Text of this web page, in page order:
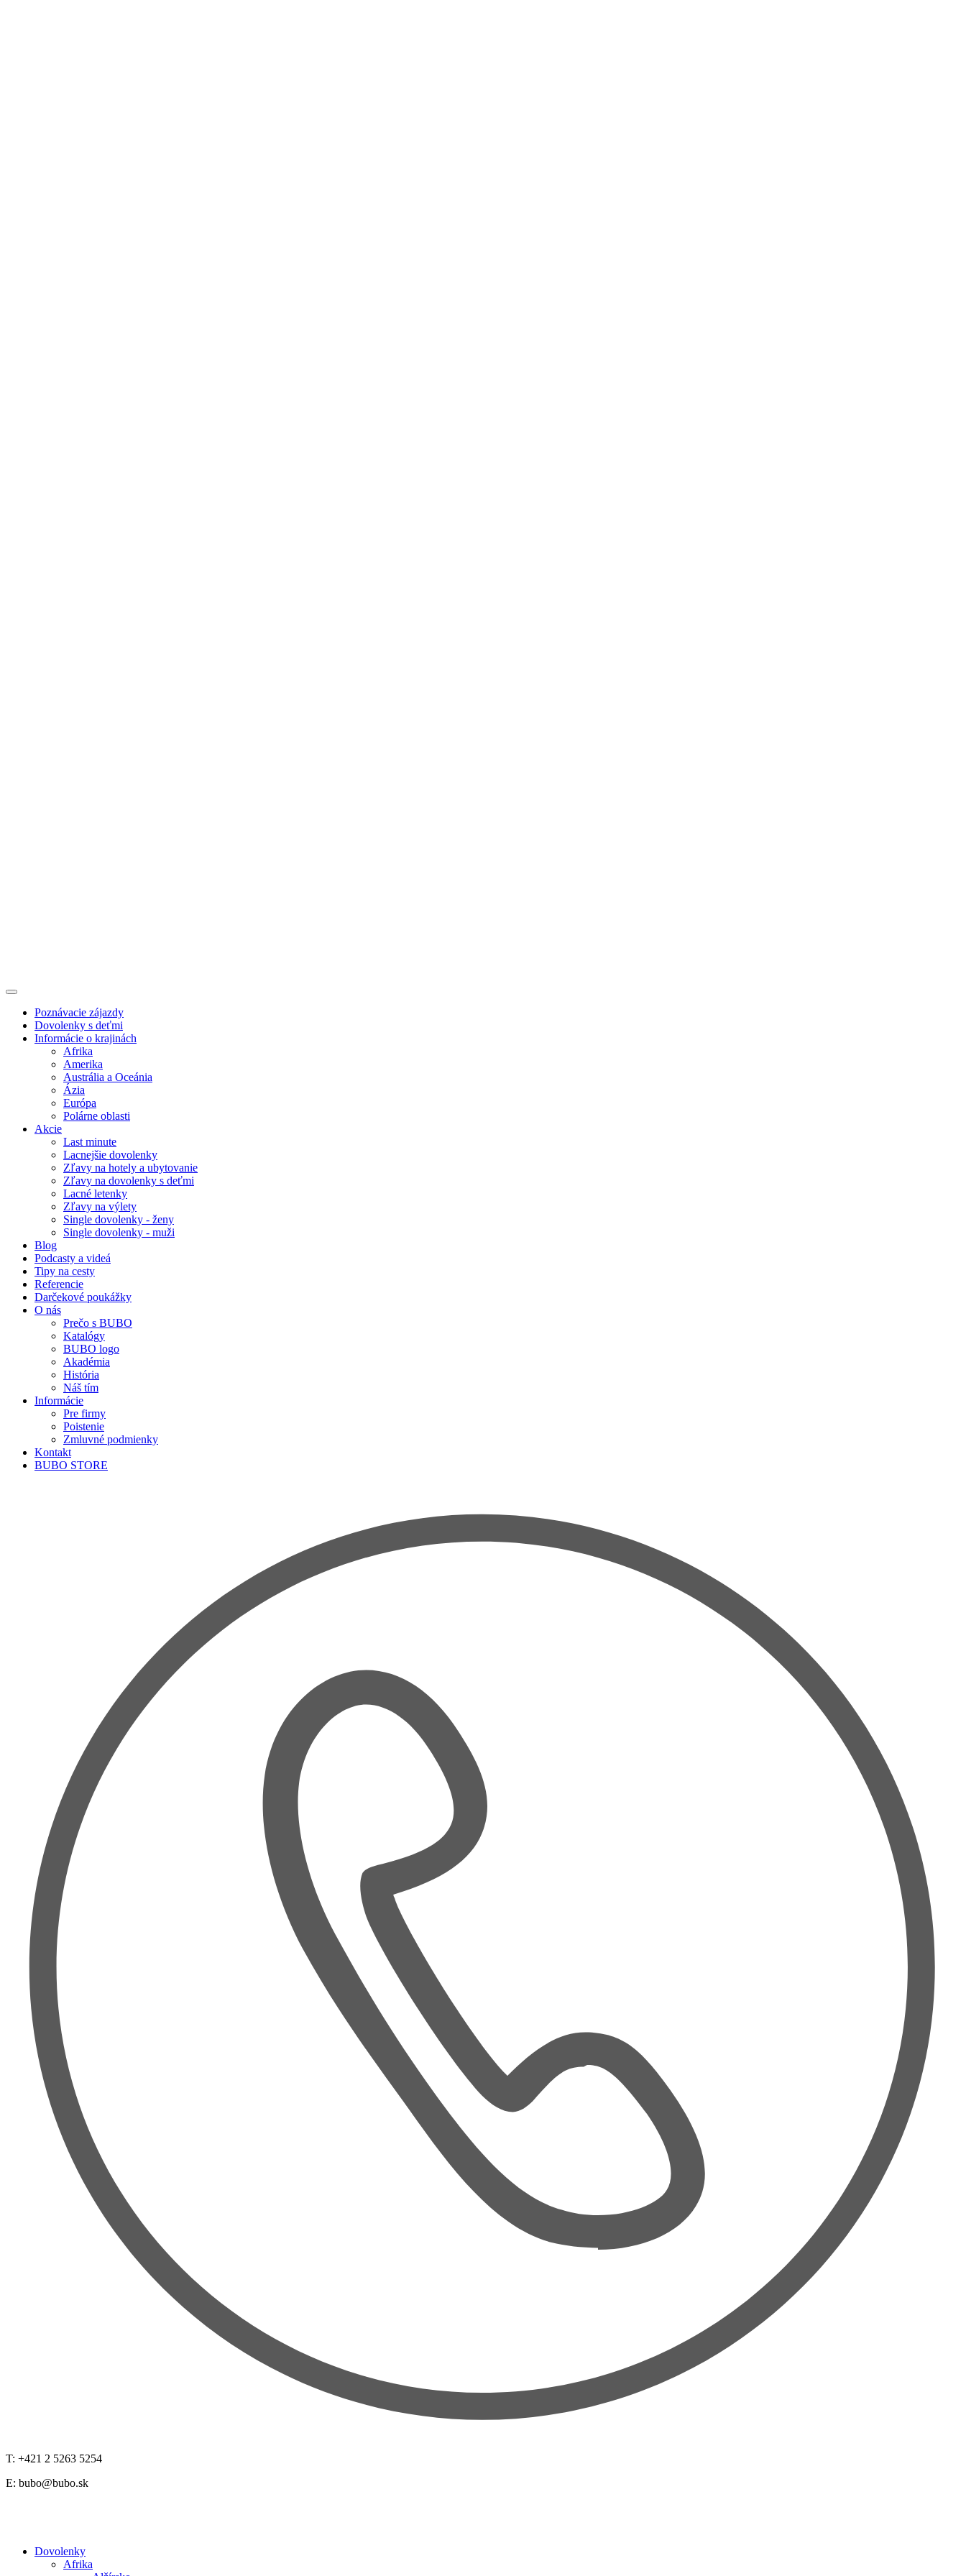
Poznávacie zájazdy
Dovolenky s deťmi
Informácie o krajinách
Afrika
Amerika
Austrália a Oceánia
Ázia
Európa
Polárne oblasti
Akcie
Last minute
Lacnejšie dovolenky
Zľavy na hotely a ubytovanie
Zľavy na dovolenky s deťmi
Lacné letenky
Zľavy na výlety
Single dovolenky - ženy
Single dovolenky - muži
Blog
Podcasty a videá
Tipy na cesty
Referencie
Darčekové poukážky
O nás
Prečo s BUBO
Katalógy
BUBO logo
Akadémia
História
Náš tím
Informácie
Pre firmy
Poistenie
Zmluvné podmienky
Kontakt
BUBO STORE
T: +421 2 5263 5254
E: bubo@bubo.sk
Dovolenky
Afrika